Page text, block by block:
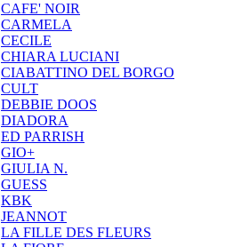
CAFE' NOIR
CARMELA
CECILE
CHIARA LUCIANI
CIABATTINO DEL BORGO
CULT
DEBBIE DOOS
DIADORA
ED PARRISH
GIO+
GIULIA N.
GUESS
KBK
JEANNOT
LA FILLE DES FLEURS